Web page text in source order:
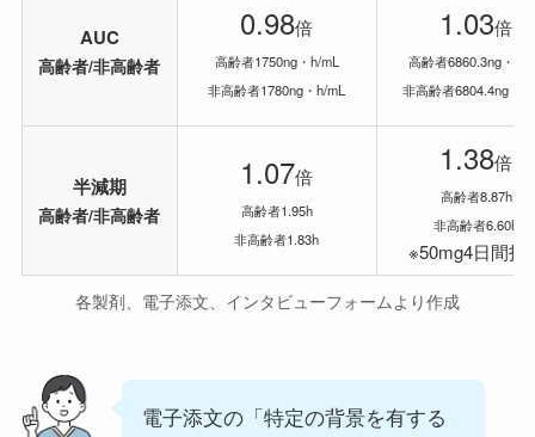
AUC
高齢者/非高齢者
0.98倍
高齢者1750ng・h/mL
非高齢者1780ng・h/mL
1.03倍
高齢者6860.3ng・h/
非高齢者6804.4ng・
半減期
高齢者/非高齢者
1.07倍
高齢者1.95h
非高齢者1.83h
1.38倍
高齢者8.87h
非高齢者6.60h
※50mg4日間投
各製剤、電子添文、インタビューフォームより作成
電子添文の「特定の背景を有する